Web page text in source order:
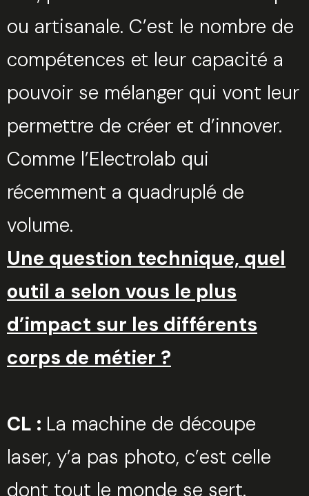
ou artisanale. C’est le nombre de
compétences et leur capacité a
pouvoir se mélanger qui vont leur
permettre de créer et d’innover.
Comme l’Electrolab qui
récemment a quadruplé de
volume.
Une question technique, quel
outil a selon vous le plus
d’impact sur les différents
corps de métier ?
CL : La machine de découpe
laser, y’a pas photo, c’est celle
dont tout le monde se sert.